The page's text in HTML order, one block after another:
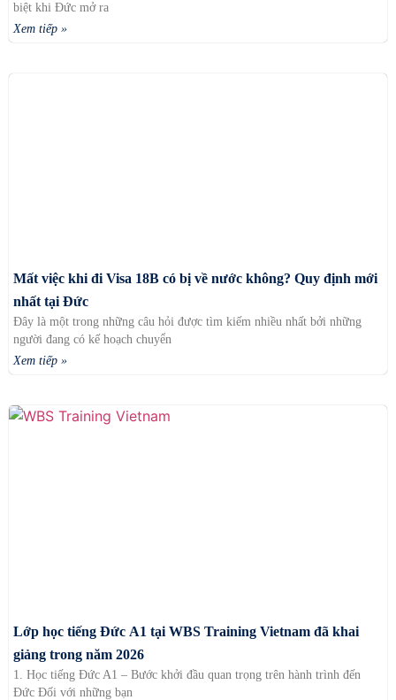
biệt khi Đức mở ra
Xem tiếp »
Mất việc khi đi Visa 18B có bị về nước không? Quy định mới
nhất tại Đức
Đây là một trong những câu hỏi được tìm kiếm nhiều nhất bởi những
người đang có kế hoạch chuyển
Xem tiếp »
Lớp học tiếng Đức A1 tại WBS Training Vietnam đã khai
giảng trong năm 2026
1. Học tiếng Đức A1 – Bước khởi đầu quan trọng trên hành trình đến
Đức Đối với những bạn